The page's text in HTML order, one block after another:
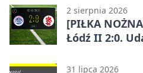
2 sierpnia 2026
[PIŁKA
Łódź II 2:0.
31 lipca 2026